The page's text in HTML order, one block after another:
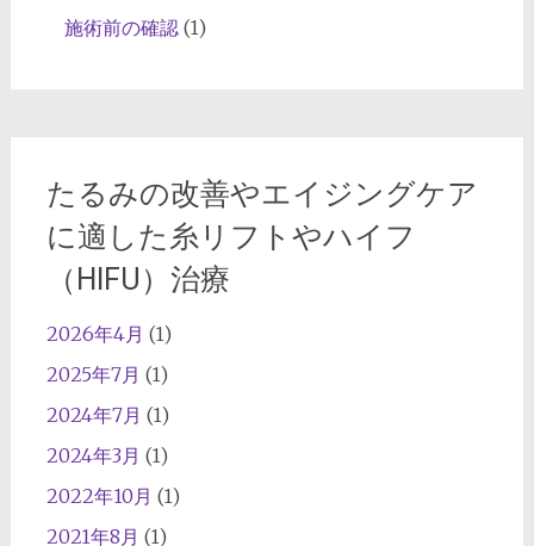
施術前の確認(1)
たるみの改善やエイジングケア
に適した糸リフトやハイフ
（HIFU）治療
2026年4月 (1)
2025年7月 (1)
2024年7月 (1)
2024年3月 (1)
2022年10月 (1)
2021年8月 (1)